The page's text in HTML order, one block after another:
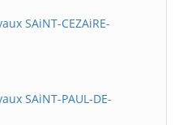
SAiNT-CEZAiRE-
SAiNT-PAUL-DE-